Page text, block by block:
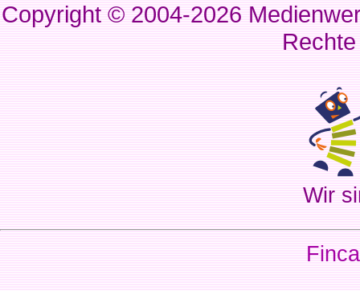
Copyright © 2004-2026
Wir